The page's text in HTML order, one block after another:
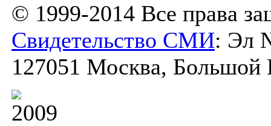
© 1999-2014 Все права
Свидетельство СМИ: Эл
127051 Москва, Большой
2009